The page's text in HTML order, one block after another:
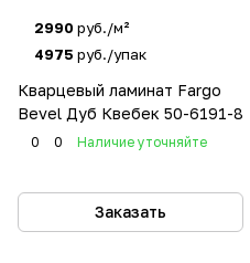
2990 руб./м²
4975 руб./упак
Кварцевый ламинат Fargo
Bevel Дуб Квебек 50-6191-8
0 0 Наличие уточняйте
Заказать